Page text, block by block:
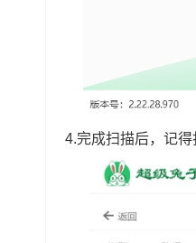
4.完成扫描后，记